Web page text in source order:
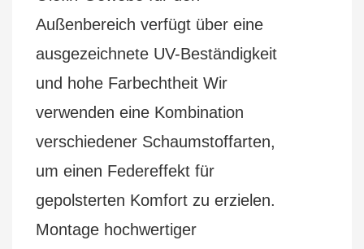
Außenbereich verfügt über eine
ausgezeichnete UV-Beständigkeit
und hohe Farbechtheit Wir
verwenden eine Kombination
verschiedener Schaumstoffarten,
um einen Federeffekt für
gepolsterten Komfort zu erzielen.
Montage hochwertiger